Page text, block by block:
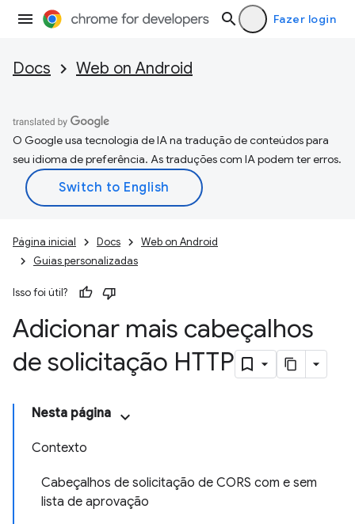
Fazer login
Docs Web on Android
O Google usa tecnologia de IA na tradução de conteúdos para
seu idioma de preferência. As traduções com IA podem ter erros.
Página inicial Docs
Web on Android
Guias personalizadas
Isso foi útil?
Adicionar mais cabeçalhos
de solicitação HTTP
Nesta página
Contexto
Cabeçalhos de solicitação de CORS com e sem
lista de aprovação